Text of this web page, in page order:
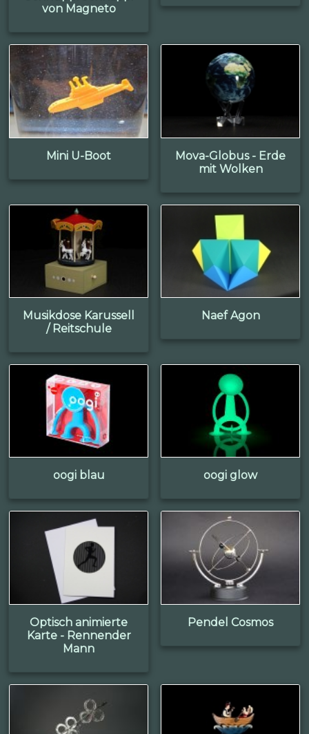
von Magneto
Mini U-Boot
Mova-Globus - Erde
mit Wolken
Musikdose Karussell
/ Reitschule
Naef Agon
oogi blau oogi glow
Optisch animierte
Karte - Rennender
Mann
Pendel Cosmos